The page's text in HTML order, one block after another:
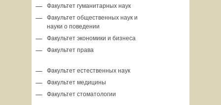
Факультет гуманитарных наук
Факультет общественных наук и
науки о поведении
Факультет экономики и бизнеса
Факультет права
Факультет естественных наук
Факультет медицины
Факультет стоматологии